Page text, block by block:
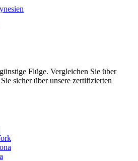
Flüge. Vergleichen Sie über
sicher über unsere zertifizierten